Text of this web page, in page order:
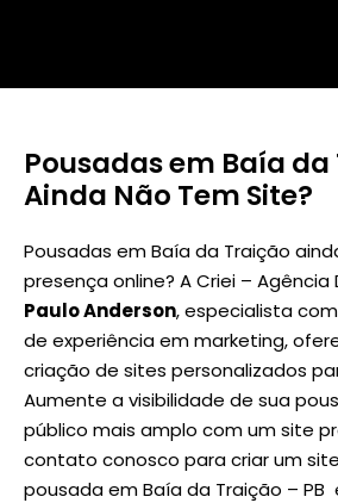
Pousadas em Baía
Ainda Não Tem Site?
Pousadas em Baía da Traição
presença online? A Criei –
Paulo Anderson, especialista
de experiência em marketing,
criação de sites personalizados
Aumente a visibilidade de sua
público mais amplo com um site
contato conosco para criar um
pousada em Baía da Traição – PB